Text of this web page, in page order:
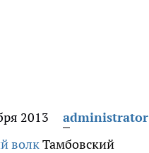
2013
administrator
Тамбовский